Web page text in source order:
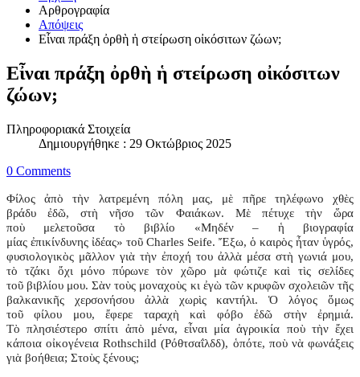
Αρθρογραφία
Απόψεις
Εἶναι πράξη ὀρθὴ ἡ στείρωση οἰκόσιτων ζώων;
Εἶναι πράξη ὀρθὴ ἡ στείρωση οἰκόσιτων
ζώων;
Πληροφοριακά Στοιχεία
Δημιουργήθηκε : 29 Οκτώβριος 2025
0 Comments
Φίλος ἀπὸ τὴν λατρεμένη πόλη μας, μὲ πῆρε τηλέφωνο χθὲς
βράδυ ἐδῶ, στὴ νῆσο τῶν Φαιάκων. Μὲ πέτυχε τὴν ὥρα
ποὺ μελετοῦσα τὸ βιβλίο «Μηδέν – ἡ βιογραφία
μίας ἐπικίνδυνης ἰδέας» τοῦ Charles Seife. Ἔξω, ὁ καιρὸς ἦταν ὑγρός,
φυσιολογικὸς μᾶλλον γιὰ τὴν ἐποχή του ἀλλὰ μέσα στὴ γωνιά μου,
τὸ τζάκι ὄχι μόνο πύρωνε τὸν χῶρο μὰ φώτιζε καὶ τὶς σελίδες
τοῦ βιβλίου μου. Σὰν τοὺς μοναχοὺς κι ἐγὼ τῶν κρυφῶν σχολειῶν τῆς
βαλκανικῆς χερσονήσου ἀλλὰ χωρὶς καντήλι. Ὁ λόγος ὅμως
τοῦ φίλου μου, ἔφερε ταραχὴ καὶ φόβο ἐδῶ στὴν ἐρημιά.
Τὸ πλησιέστερο σπίτι ἀπὸ μένα, εἶναι μία ἀγροικία ποὺ τὴν ἔχει
κάποια οἰκογένεια Rothschild (Ρόθτσαΐλδδ), ὁπότε, ποὺ νὰ φωνάξεις
γιὰ βοήθεια; Στοὺς ξένους;